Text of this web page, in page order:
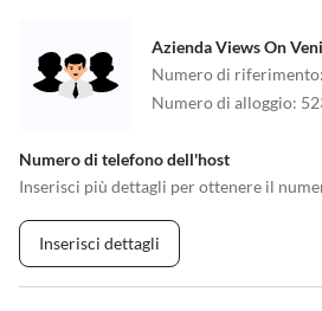
Azienda Views On
Numero di riferimento:
Numero di alloggio:
Numero di telefono dell'host
Inserisci più dettagli per ottenere il
Inserisci dettagli